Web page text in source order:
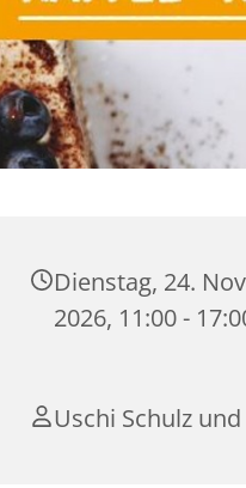
Dienstag, 24.
2026, 11:00 -
Uschi Schulz